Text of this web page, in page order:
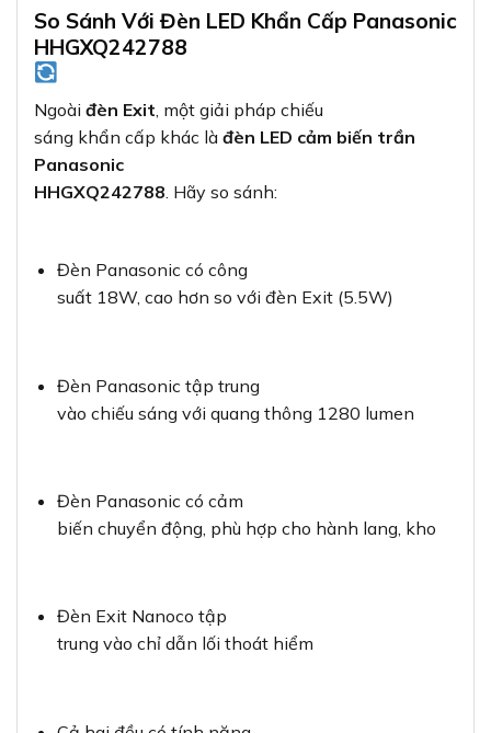
So Sánh Với Đèn LED Khẩn Cấp Panasonic
HHGXQ242788
Ngoài đèn Exit, một giải pháp chiếu
sáng khẩn cấp khác là đèn LED cảm biến trần
Panasonic
HHGXQ242788. Hãy so sánh:
Đèn Panasonic có công
suất 18W, cao hơn so với đèn Exit (5.5W)
Đèn Panasonic tập trung
vào chiếu sáng với quang thông 1280 lumen
Đèn Panasonic có cảm
biến chuyển động, phù hợp cho hành lang, kho
Đèn Exit Nanoco tập
trung vào chỉ dẫn lối thoát hiểm